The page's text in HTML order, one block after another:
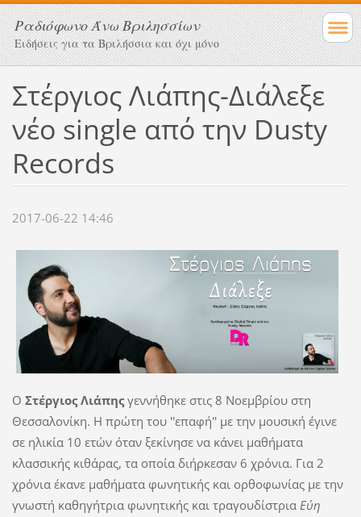
Ραδιόφωνο Άνω Βριλησσίων
Ειδήσεις για τα Βριλήσσια και όχι μόνο
Στέργιος Λιάπης-Διάλεξε
νέο single από την Dusty
Records
2017-06-22 14:46
Ο Στέργιος Λιάπηςγεννήθηκε στις 8 Νοεμβρίου στη
Θεσσαλονίκη. Η πρώτη του ''επαφή'' με την μουσική έγινε
σε ηλικία 10 ετών όταν ξεκίνησε να κάνει μαθήματα
κλασσικής κιθάρας, τα οποία διήρκεσαν 6 χρόνια. Για 2
χρόνια έκανε μαθήματα φωνητικής και ορθοφωνίας με την
γνωστή καθηγήτρια φωνητικής και τραγουδίστρια Εύη